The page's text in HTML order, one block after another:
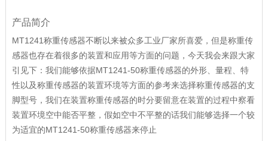
产品简介
MT1241称重传感器不断以来被众多工业厂家所喜爱，但是称重传
感器也存在着很多的装置和应用等方面的问题，今天我会来跟大家
引见下：我们能够依据MT1241-50称重传感器的外形、量程、特
性以及称重传感器的装置环境等方面的参考来选择称重传感器的支
脚型号，我们在装置称重传感器的时分要留意在装置的过程中察看
装置环境空中能否平整，假如空中不平整的话我们能够选择一个较
为适宜的MT1241-50称重传感器来停止